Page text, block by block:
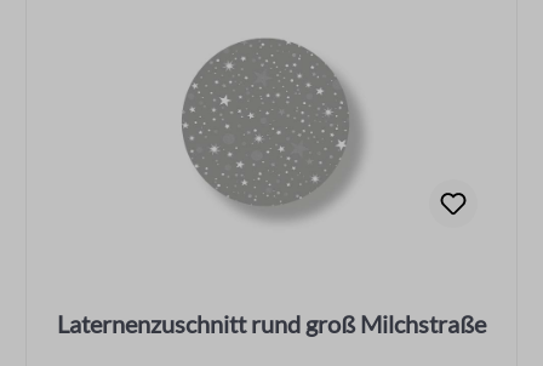
Laternenzuschnitt rund groß Milchstraße